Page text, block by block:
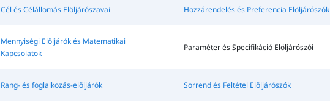
Cél és Célállomás Elöljárószavai Hozzárendelés és Preferencia Elöljárószók
Mennyiségi Elöljárók és Matematikai
Kapcsolatok
Paraméter és Specifikáció Elöljárószói
Rang- és foglalkozás-elöljárók Sorrend és Feltétel Elöljárószók